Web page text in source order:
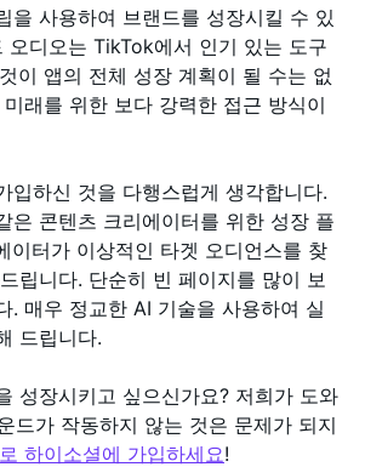
을 사용하여 브랜드를 성장시킬 수 있
오디오는 TikTok에서 인기 있는 도구
이 앱의 전체 성장 계획이 될 수는 없
래를 위한 보다 강력한 접근 방식이
입하신 것을 다행스럽게 생각합니다.
은 콘텐츠 크리에이터를 위한 성장 플
이터가 이상적인 타겟 오디언스를 찾
립니다. 단순히 빈 페이지를 많이 보
. 매우 정교한 AI 기술을 사용하여 실
드립니다.
성장시키고 싶으신가요? 저희가 도와
드가 작동하지 않는 것은 문제가 되지
하이소셜에 가입하세요!